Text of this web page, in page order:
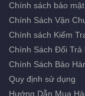
Chính sách bảo mật
Chính Sách Vận
Chính sách Kiểm
Chính Sách Đổi Trả
Chính Sách Bảo
Quy định sử dụng
Hướng Dẫn Mua